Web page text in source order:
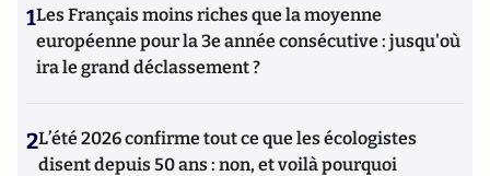
1Les Français moins riches que la moyenne
européenne pour la 3e année consécutive : jusqu'où
ira le grand déclassement ?
2L’été 2026 confirme tout ce que les écologistes
disent depuis 50 ans : non, et voilà pourquoi